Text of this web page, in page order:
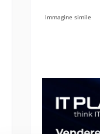
Immagine simile